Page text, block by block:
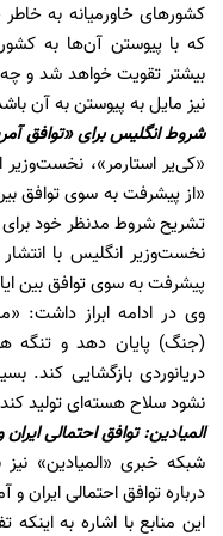
کشورهای خاورمیانه به
که با پیوستن آن‌ها به
بیشتر تقویت خواهد شد و
نیز مایل به پیوستن به آن
شروط انگلیس برای «توافق
«کی‌یر استارمر»، نخست‌وزیر
«از پیشرفت به سوی توافق
تشریح شروط مدنظر خود
نخست‌وزیر انگلیس با
پیشرفت به سوی توافق بین
وی در ادامه ابراز داشت:
(جنگ) پایان دهد و تنگه
دریانوردی بازگشایی کند.
نشود سلاح هسته‌ای تولید
المیادین: توافق احتمالی
شبکه خبری «المیادین» نیز
درباره توافق احتمالی ایران و
این منابع با اشاره به